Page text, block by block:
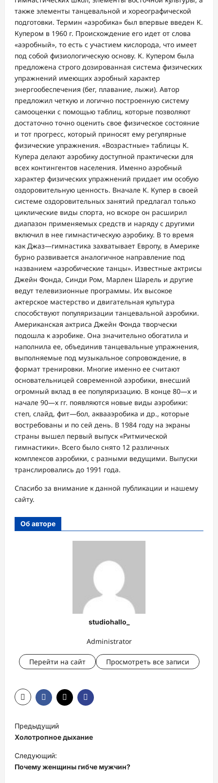
также элементы танцевальной и хореографической
подготовки. Термин «аэробика» был впервые введен К.
Купером в 1960 г. Происхождение его идет от слова
«аэробный», то есть с участием кислорода, что имеет
под собой физиологическую основу. К. Купером была
предложена строго дозированная система физических
упражнений имеющих аэробный характер
энергообеспечения (бег, плавание, лыжи). Автор
предложил четкую и логично построенную систему
самооценки с помощью таблиц, которые позволяют
достаточно точно оценить свое физическое состояние
и тот прогресс, который приносят ему регулярные
физические упражнения. «Возрастные» таблицы К.
Купера делают аэробику доступной практически для
всех контингентов населения. Именно аэробный
характер физических упражнений придает им особую
оздоровительную ценность. Вначале К. Купер в своей
системе оздоровительных занятий предлагал только
циклические виды спорта, но вскоре он расширил
диапазон применяемых средств и наряду с другими
включил в нее гимнастическую аэробику. В то время
как Джаз—гимнастика захватывает Европу, в Америке
бурно развивается аналогичное направление под
названием «аэробические танцы». Известные актрисы
Джейн Фонда, Синди Ром, Марлен Шарель и другие
ведут телевизионные программы. Их высокое
актерское мастерство и двигательная культура
способствуют популяризации танцевальной аэробики.
Американская актриса Джейн Фонда творчески
подошла к аэробике. Она значительно обогатила и
наполнила ее, объединив танцевальные упражнения,
выполняемые под музыкальное сопровождение, в
формат тренировки. Многие именно ее считают
основательницей современной аэробики, внесший
огромный вклад в ее популяризацию. В конце 80—х и
начале 90—х гг. появляются новые виды аэробики:
степ, слайд, фит—бол, аквааэробика и др., которые
востребованы и по сей день. В 1984 году на экраны
страны вышел первый выпуск «Ритмической
гимнастики». Всего было снято 12 различных
комплексов аэробики, с разными ведущими. Выпуски
транслировались до 1991 года.
Спасибо за внимание к данной публикации и нашему
сайту.
Об авторе
studiohallo_
Administrator
Перейти на сайт Просмотреть все записи
Н
а
в
и
Предыдущий
Холотропное дыхание
Следующий:
Почему женщины гибче мужчин?